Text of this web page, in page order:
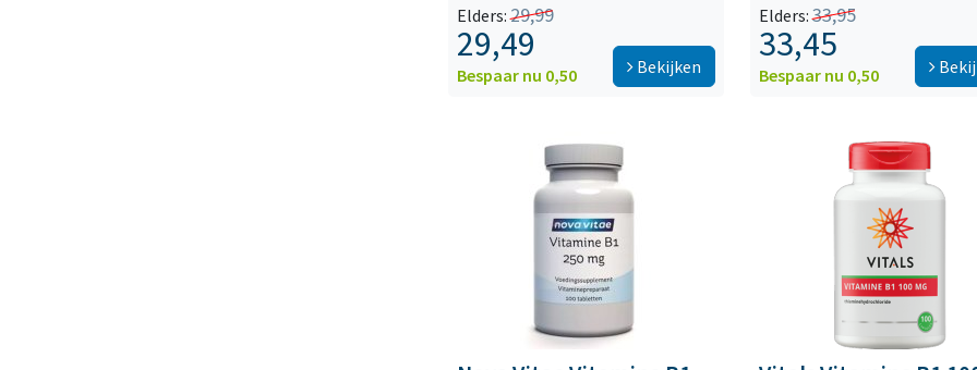
Elders:29,99
29,49
Bespaar nu 0,50 Bekijken
Elders:33,95
33,45
Bespaar nu 0,50